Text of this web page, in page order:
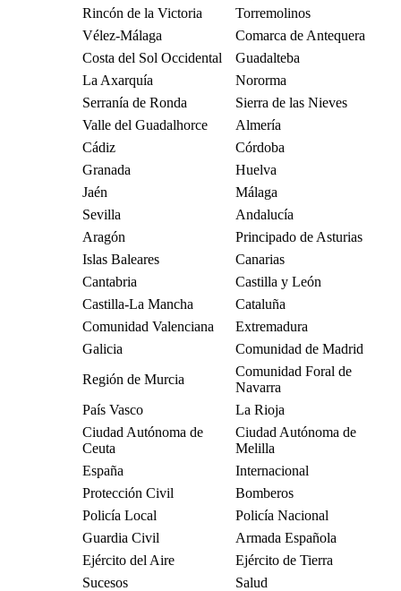
Rincón de la Victoria
Torremolinos
Vélez-Málaga
Comarca de Antequera
Costa del Sol Occidental
Guadalteba
La Axarquía
Nororma
Serranía de Ronda
Sierra de las Nieves
Valle del Guadalhorce
Almería
Cádiz
Córdoba
Granada
Huelva
Jaén
Málaga
Sevilla
Andalucía
Aragón
Principado de Asturias
Islas Baleares
Canarias
Cantabria
Castilla y León
Castilla-La Mancha
Cataluña
Comunidad Valenciana
Extremadura
Galicia
Comunidad de Madrid
Región de Murcia
Comunidad Foral de
Navarra
País Vasco
La Rioja
Ciudad Autónoma de
Ceuta
Ciudad Autónoma de
Melilla
España
Internacional
Protección Civil
Bomberos
Policía Local
Policía Nacional
Guardia Civil
Armada Española
Ejército del Aire
Ejército de Tierra
Sucesos
Salud